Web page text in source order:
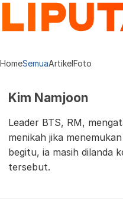
HomeSemuaArtikelFoto
Kim Namjoon
Leader BTS, RM,
menikah jika
begitu, ia masih dilanda
tersebut.